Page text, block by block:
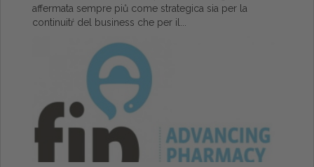
affermata sempre piů come strategica sia per la
continuitŕ del business che per il...